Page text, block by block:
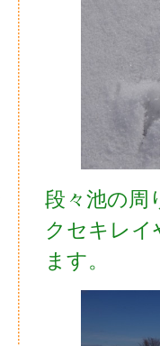
段々池の周
クセキレイ
ます。